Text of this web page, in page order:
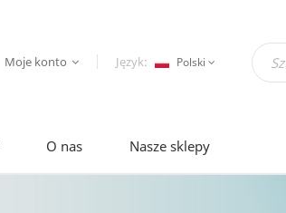
Język: Polski
Moje konto
O nas Nasze sklepy